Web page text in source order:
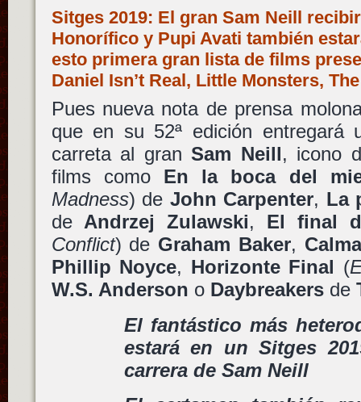
Sitges 2019: El gran Sam Neill
Honorífico y Pupi Avati también
esto primera gran lista de films
Daniel Isn’t Real, Little Monsters,
Pues nueva nota de prensa
que en su 52ª edición entregará
carreta al granSam Neill, icono
films como En la boca del
Madness) de John Carpenter, La
de Andrzej Zulawski, El final
Conflict) de Graham Baker,
Phillip Noyce, Horizonte Final (
W.S. Anderson o Daybreakersde
El fantástico más
estará en un Sitges
carrera de Sam Neill